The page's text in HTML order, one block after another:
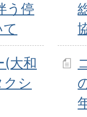
う停
(大和
シ